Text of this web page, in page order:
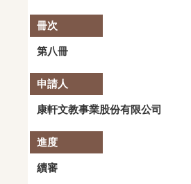
第八冊
康軒文教事業股份有限公司
續審